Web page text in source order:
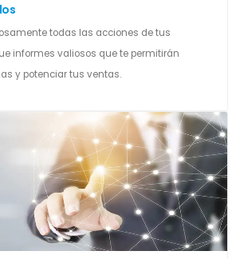
todas las acciones de tus
informes valiosos que te permitirán
y potenciar tus ventas.